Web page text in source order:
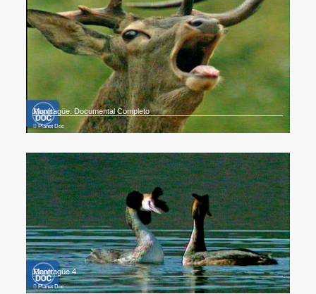
Monfragüe. Documental Completo
Planet Doc
Monfragüe 4
Planet Doc